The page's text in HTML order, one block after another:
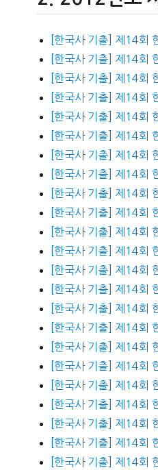
[한국사 기출] 제14회
[한국사 기출] 제14회
[한국사 기출] 제14회
[한국사 기출] 제14회
[한국사 기출] 제14회
[한국사 기출] 제14회
[한국사 기출] 제14회
[한국사 기출] 제14회
[한국사 기출] 제14회
[한국사 기출] 제14회
[한국사 기출] 제14회
[한국사 기출] 제14회
[한국사 기출] 제14회
[한국사 기출] 제14회
[한국사 기출] 제14회
[한국사 기출] 제14회
[한국사 기출] 제14회
[한국사 기출] 제14회
[한국사 기출] 제14회
[한국사 기출] 제14회
[한국사 기출] 제14회
[한국사 기출] 제14회
[한국사 기출] 제14회